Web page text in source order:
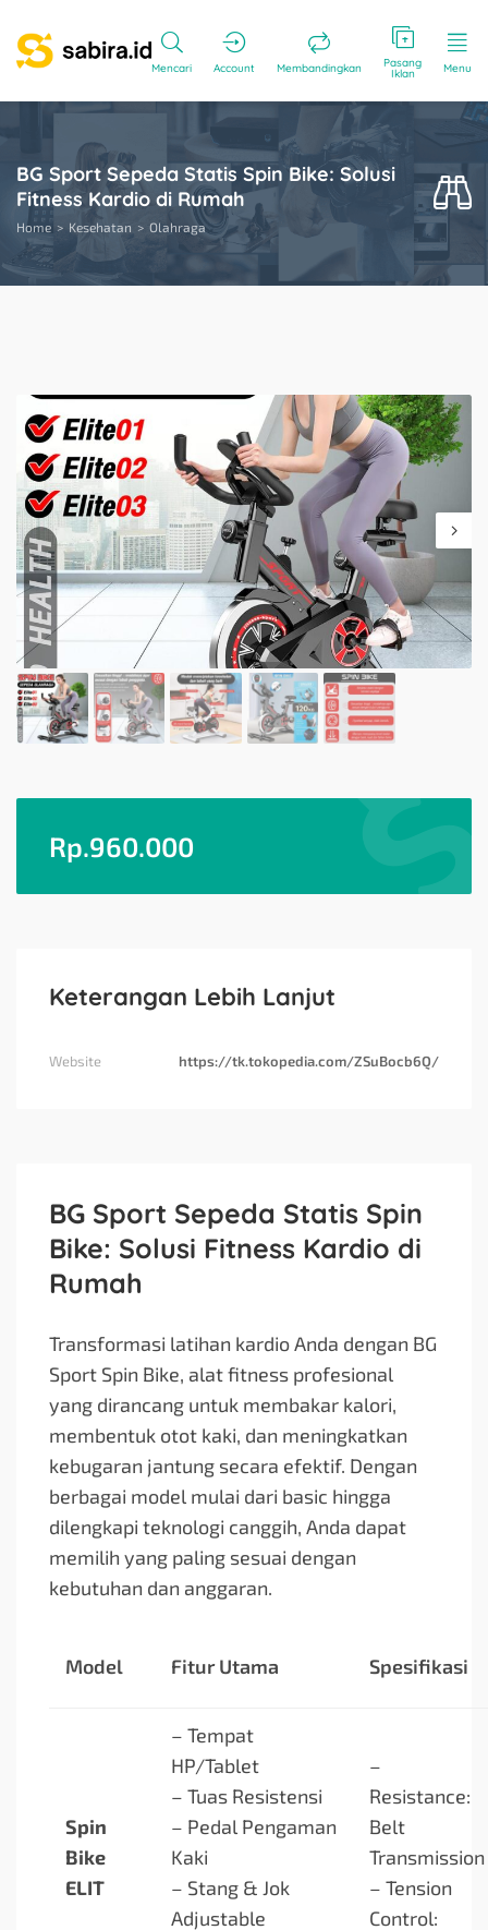
Mencari Account Membandingkan Pasang
Iklan Menu
BG Sport Sepeda Statis Spin Bike: Solusi
Fitness Kardio di Rumah
Home Kesehatan Olahraga
Rp.960.000
Keterangan Lebih Lanjut
Website https://tk.tokopedia.com/ZSuBocb6Q/
BG Sport Sepeda Statis Spin
Bike: Solusi Fitness Kardio di
Rumah
Transformasi latihan kardio Anda dengan BG
Sport Spin Bike, alat fitness profesional
yang dirancang untuk membakar kalori,
membentuk otot kaki, dan meningkatkan
kebugaran jantung secara efektif. Dengan
berbagai model mulai dari basic hingga
dilengkapi teknologi canggih, Anda dapat
memilih yang paling sesuai dengan
kebutuhan dan anggaran.
Model Fitur Utama Spesifikasi
Spin
Bike
ELIT
– Tempat
HP/Tablet
– Tuas Resistensi
– Pedal Pengaman
Kaki
– Stang & Jok
Adjustable
–
Resistance:
Belt
Transmission
– Tension
Control: